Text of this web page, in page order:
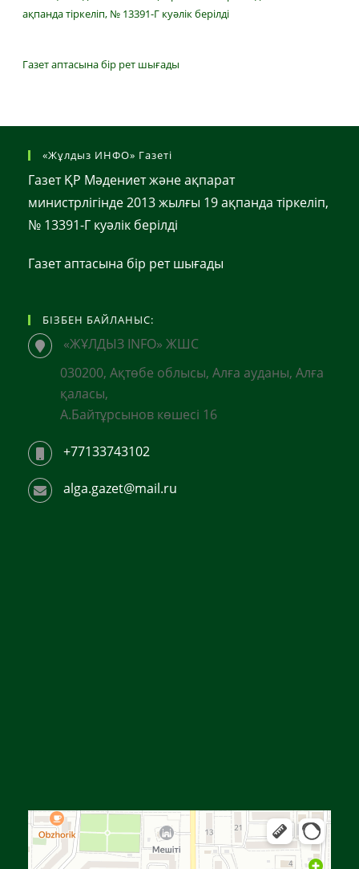
ақпанда тіркеліп, № 13391-Г куәлік берілді
Газет аптасына бір рет шығады
«Жұлдыз ИНФО» Газеті
Газет ҚР Мәдениет және ақпарат
министрлігінде 2013 жылғы 19 ақпанда тіркеліп,
№ 13391-Г куәлік берілді
Газет аптасына бір рет шығады
БІЗБЕН БАЙЛАНЫС:
«ЖҰЛДЫЗ INFO» ЖШС
030200, Ақтөбе облысы, Алға ауданы, Алға
қаласы,
А.Байтұрсынов көшесі 16
+77133743102
alga.gazet@mail.ru
Яндекс Карталар — көлік, навигация, орындарды іздеу